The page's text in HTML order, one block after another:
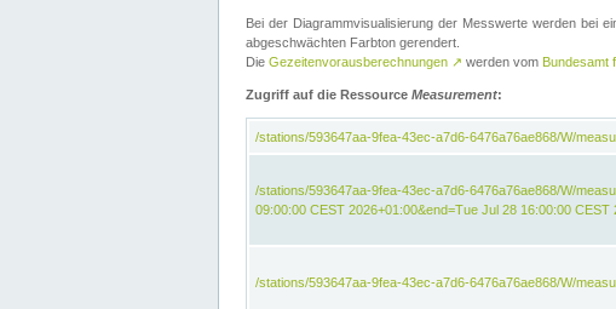
Bei der Diagrammvisualisierung der Messwerte werden bei
abgeschwächten Farbton gerendert.
Die Gezeitenvorausberechnungen ↗ werden vom Bundesamt
Zugriff auf die Ressource Measurement:
/stations/593647aa-9fea-43ec-a7d6-6476a76ae868/W/
/stations/593647aa-9fea-43ec-a7d6-6476a76ae868/W/
09:00:00 CEST 2026+01:00&end=Tue Jul 28 16:00:00 CEST
/stations/593647aa-9fea-43ec-a7d6-6476a76ae868/W/